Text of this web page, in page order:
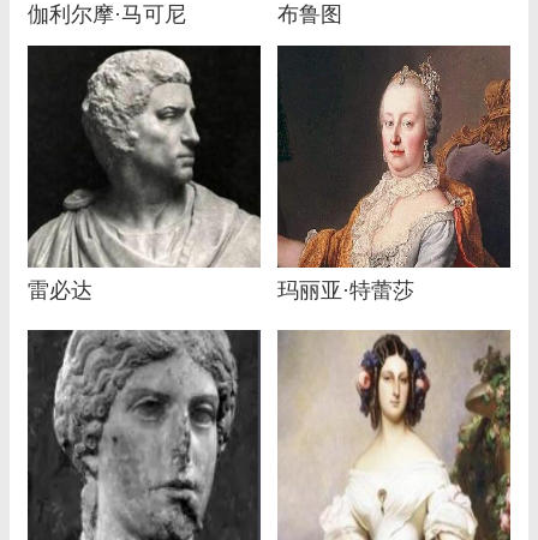
伽利尔摩·马可尼 布鲁图
雷必达 玛丽亚·特蕾莎